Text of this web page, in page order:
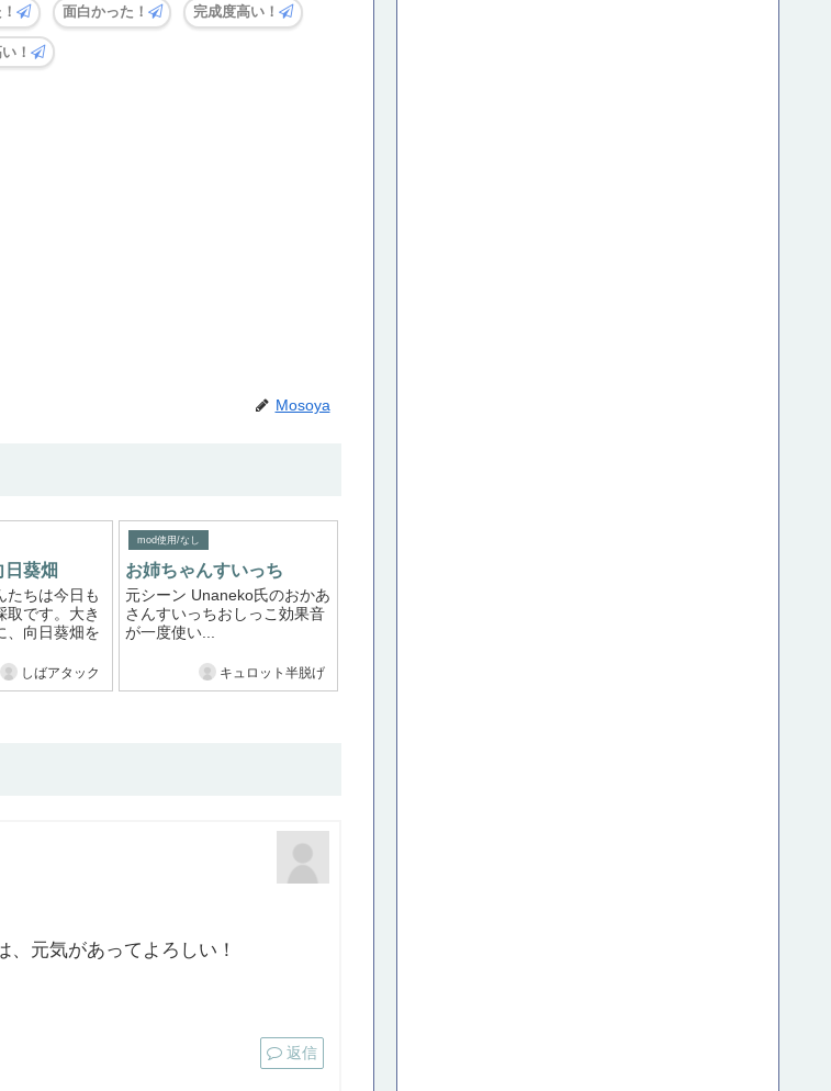
！ 面白かった！ 完成度高い！
！
Mosoya
日葵畑
たちは今日も
取です。大き
、向日葵畑を
しばアタック
mod使用/なし
お姉ちゃんすいっち
元シーン Unaneko氏のおかあ
さんすいっちおしっこ効果音
が一度使い...
キュロット半脱げ
元気があってよろしい！
返信